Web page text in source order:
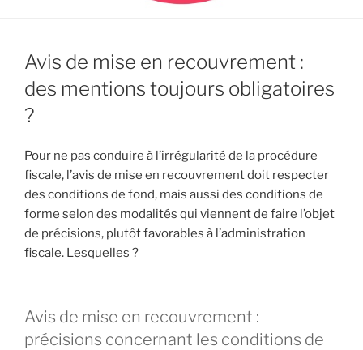
Avis de mise en recouvrement :
des mentions toujours obligatoires
?
Pour ne pas conduire à l’irrégularité de la procédure
fiscale, l’avis de mise en recouvrement doit respecter
des conditions de fond, mais aussi des conditions de
forme selon des modalités qui viennent de faire l’objet
de précisions, plutôt favorables à l’administration
fiscale. Lesquelles ?
Avis de mise en recouvrement :
précisions concernant les conditions de